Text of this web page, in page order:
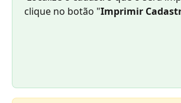
clique no botão "Imprimir